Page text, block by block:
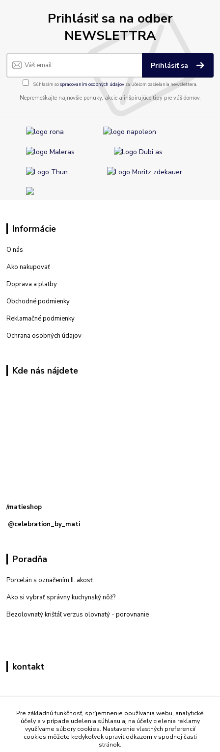
Prihlásiť sa na odber
NEWSLETTRA
Prihlásiť sa
Súhlasím sospracovaním osobných údajov za účelom zasielania newslettera.
Nepremeškajte najnovšie ponuky, akcie a inšpirujúce tipy pre váš domov.
Informácie
O nás
Ako nakupovať
Doprava a platby
Obchodné podmienky
Reklamačné podmienky
Ochrana osobných údajov
Kde nás nájdete
/matieshop
@celebration_by_mati
Poradňa
Porcelán s označením II. akosť
Ako si vybrať správny kuchynský nôž?
Bezolovnatý krištáľ verzus olovnatý - porovnanie
kontakt
+421 908 861 051
(Po - Pia 7:30-15:30)
info@mati.sk
Pre základnú funkčnosť, spríjemnenie používania webu, analytické
účely a v prípade udelenia súhlasu aj na účely cielenia reklamy
využívame súbory cookies. Nastavenie vlastných preferencií
cookies môžete kedykoľvek upraviť odkazom v spodnej časti
stránok.